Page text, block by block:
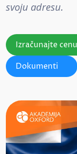
svoju adresu.
Izračunajte cenu
Dokumenti